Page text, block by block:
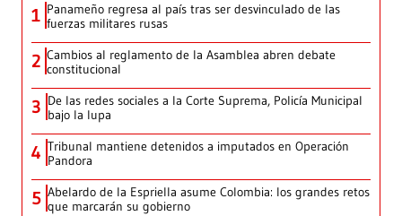
1 Panameño regresa al país tras ser desvinculado de las
fuerzas militares rusas
2 Cambios al reglamento de la Asamblea abren debate
constitucional
3 De las redes sociales a la Corte Suprema, Policía Municipal
bajo la lupa
4 Tribunal mantiene detenidos a imputados en Operación
Pandora
5 Abelardo de la Espriella asume Colombia: los grandes retos
que marcarán su gobierno